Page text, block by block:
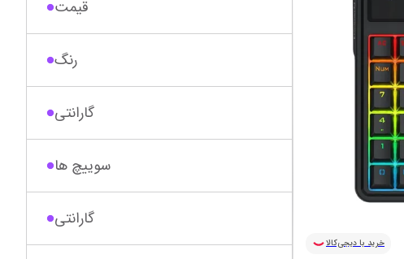
قیمت
رنگ
گارانتی
سوییچ ها
خرید با دیجی‌کالا